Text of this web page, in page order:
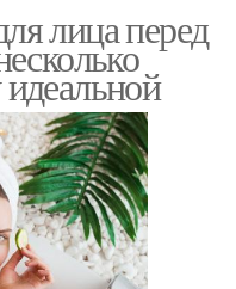
лица перед